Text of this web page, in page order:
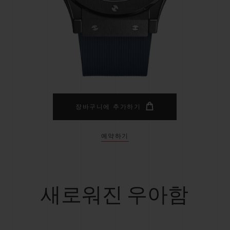
장바구니에 추가하기
예약하기
새로워진 우아함
스피릿 오브 빅뱅
온라인 익스클루시브